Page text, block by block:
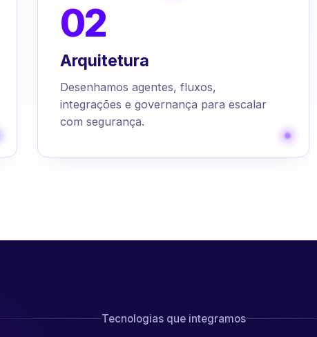
02
Arquitetura
Desenhamos agentes, fluxos,
integrações e governança para escalar
com segurança.
Tecnologias que integramos